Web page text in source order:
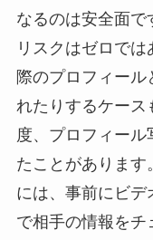
なるのは安全面
リスクはゼロで
際のプロフィール
れたりするケース
度、プロフィー
たことがあります
には、事前にビ
で相手の情報をチ